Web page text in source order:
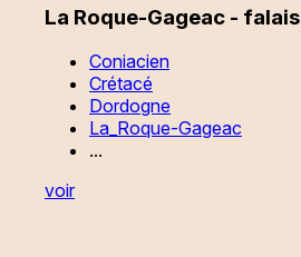
La Roque-Gageac -
Coniacien
Crétacé
Dordogne
La_Roque-Gageac
...
voir